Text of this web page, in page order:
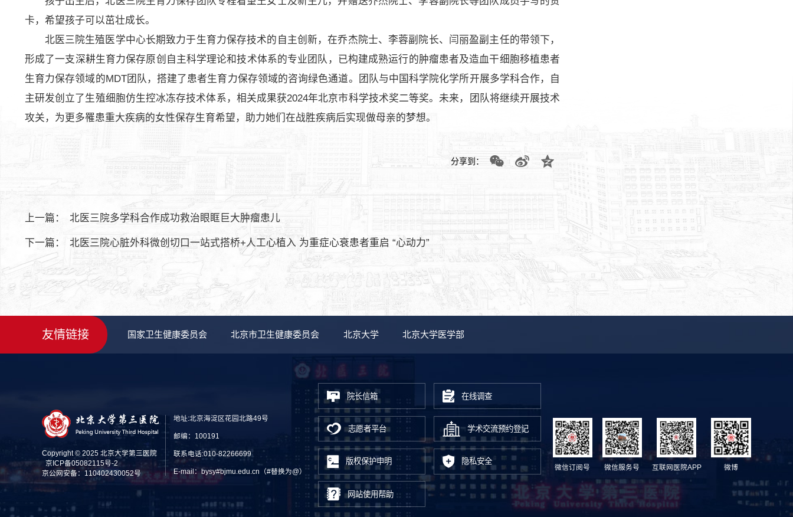
卡，希望孩子可以茁壮成长。
北医三院生殖医学中心长期致力于生育力保存技术的自主创新，在乔杰院士、李蓉副院长、闫丽盈副主任的带领下，
形成了一支深耕生育力保存原创自主科学理论和技术体系的专业团队，已构建成熟运行的肿瘤患者及造血干细胞移植患者
生育力保存领域的MDT团队，搭建了患者生育力保存领域的咨询绿色通道。团队与中国科学院化学所开展多学科合作，自
主研发创立了生殖细胞仿生控冰冻存技术体系，相关成果获2024年北京市科学技术奖二等奖。未来，团队将继续开展技术
攻关，为更多罹患重大疾病的女性保存生育希望，助力她们在战胜疾病后实现做母亲的梦想。
分享到：
上一篇： 北医三院多学科合作成功救治眼眶巨大肿瘤患儿
下一篇： 北医三院心脏外科微创切口一站式搭桥+人工心植入 为重症心衰患者重启 “心动力”
友情链接 国家卫生健康委员会 北京市卫生健康委员会 北京大学 北京大学医学部
Copyright © 2025 北京大学第三医院
京ICP备05082115号-2
京公网安备：110402430052号
地址:北京海淀区花园北路49号
邮编：100191
联系电话:010-82266699
E-mail：bysy#bjmu.edu.cn（#替换为@）
院长信箱 在线调查
志愿者平台 学术交流预约登记
版权保护申明 隐私安全
网站使用帮助
微信订阅号 微信服务号 互联网医院APP 微博